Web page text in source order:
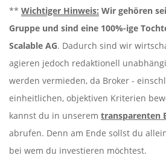
** Wichtiger Hinweis: Wir gehören
Gruppe und sind eine 100%-ige
Scalable AG. Dadurch sind wir
agieren jedoch redaktionell
werden vermieden, da Broker -
einheitlichen, objektiven Kriterien
kannst du in unserem transparenten
abrufen. Denn am Ende sollst du
bei wem du investieren möchtest.